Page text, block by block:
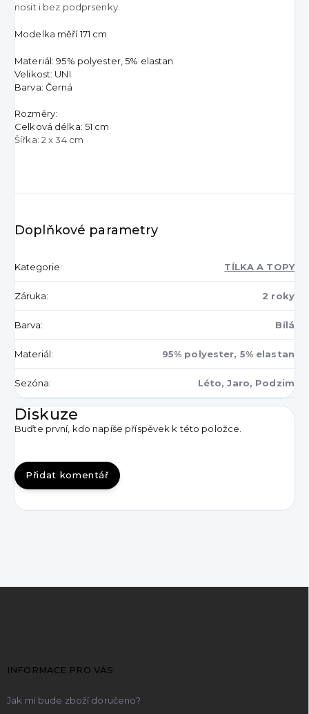
nosit i bez podprsenky.
Modelka měří 171 cm.
Materiál: 95% polyester, 5% elastan
Velikost: UNI
Barva: Černá
Rozměry:
Celková délka: 51 cm
Šířka: 2 x 34 cm
Doplňkové parametry
Kategorie: TÍLKA A TOPY
Záruka: 2 roky
Barva: Bílá
Materiál: 95% polyester, 5% elastan
Sezóna: Léto, Jaro, Podzim
Diskuze
Buďte první, kdo napíše příspěvek k této položce.
Přidat komentář
INFORMACE PRO VÁS
Jak mi bude zboží doručeno?